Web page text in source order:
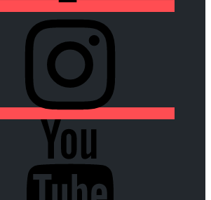
wp-
uploads/2020/03/
wp-